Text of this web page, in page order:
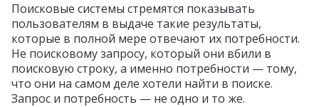
Поисковые системы стремятся показывать
пользователям в выдаче такие результаты,
которые в полной мере отвечают их потребности.
Не поисковому запросу, который они вбили в
поисковую строку, а именно потребности — тому,
что они на самом деле хотели найти в поиске.
Запрос и потребность — не одно и то же.